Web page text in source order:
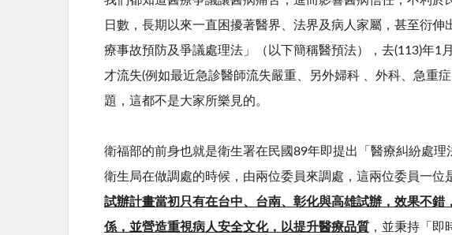
日數，長期以來一直困擾著醫界、法界及病人家屬，甚至衍
療事故預防及爭議處理法」（以下簡稱醫預法），去(113)年1月
才流失(例如最近急診醫師流失嚴重、另外婦科 、外科、急重
題，這都不是大家所樂見的。
衛福部的前身也就是衛生署在民國89年即提出「醫療糾紛處理
衛生局在做調處的時候，由兩位委員來調處，這兩位委員一
試辦計畫當初只有在台中、台南、彰化與高雄試辦，效果不
係，並營造重視病人安全文化，以提升醫療品質 ，並秉持「